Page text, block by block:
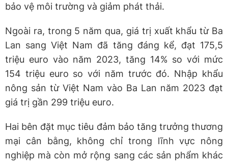
bảo vệ môi trường và giảm phát thải.
Ngoài ra, trong 5 năm qua, giá trị xuất khẩu từ Ba
Lan sang Việt Nam đã tăng đáng kể, đạt 175,5
triệu euro vào năm 2023, tăng 14% so với mức
154 triệu euro so với năm trước đó. Nhập khẩu
nông sản từ Việt Nam vào Ba Lan năm 2023 đạt
giá trị gần 299 triệu euro.
Hai bên đặt mục tiêu đảm bảo tăng trưởng thương
mại cân bằng, không chỉ trong lĩnh vực nông
nghiệp mà còn mở rộng sang các sản phẩm khác